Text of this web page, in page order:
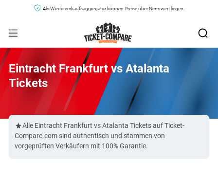
Als Wiederverkaufsaggregator können Preise über Nennwert liegen.
Eintracht Frankfurt vs Atalanta
Tickets
Alle Eintracht Frankfurt vs Atalanta Tickets auf Ticket-
Compare.com sind authentisch und stammen von
vorgeprüften Verkäufern mit 100% Garantie.